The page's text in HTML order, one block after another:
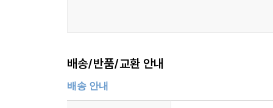
배송/반품/교환 안내
배송 안내